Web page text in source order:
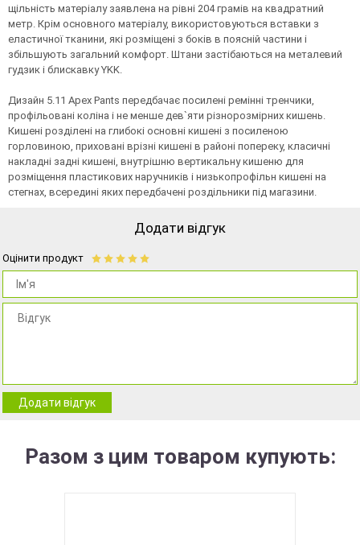
щільність матеріалу заявлена на рівні 204 грамів на квадратний
метр. Крім основного матеріалу, використовуються вставки з
еластичної тканини, які розміщені з боків в поясній частини і
збільшують загальний комфорт. Штани застібаються на металевий
гудзик і блискавку YKK.
Дизайн 5.11 Apex Pants передбачає посилені ремінні тренчики,
профільовані коліна і не менше дев`яти різнорозмірних кишень.
Кишені розділені на глибокі основні кишені з посиленою
горловиною, приховані врізні кишені в районі попереку, класичні
накладні задні кишені, внутрішню вертикальну кишеню для
розміщення пластикових наручників і низькопрофільн кишені на
стегнах, всередині яких передбачені роздільники під магазини.
Додати відгук
Оцінити продукт
Додати відгук
Разом з цим товаром купують: